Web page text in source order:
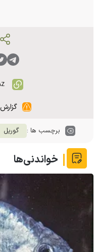
برچسب ها : گوریل
خواندنی‌ها